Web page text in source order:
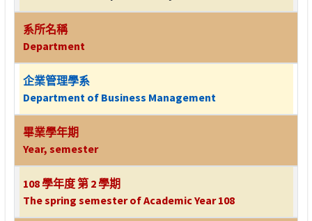
系所名稱
Department
企業管理學系
Department of Business Management
畢業學年期
Year, semester
108 學年度 第 2 學期
The spring semester of Academic Year 108